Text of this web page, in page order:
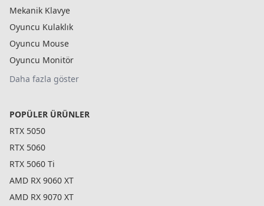
Mekanik Klavye
Oyuncu Kulaklık
Oyuncu Mouse
Oyuncu Monitör
Daha fazla göster
POPÜLER ÜRÜNLER
RTX 5050
RTX 5060
RTX 5060 Ti
AMD RX 9060 XT
AMD RX 9070 XT